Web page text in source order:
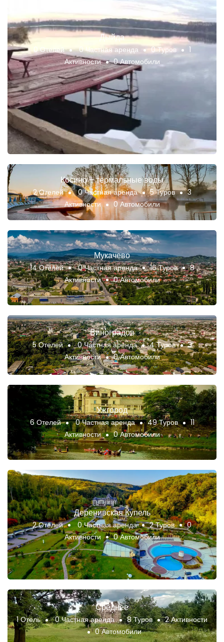
Дыйда
0 Отелей 0 Частная аренда 0 Туров
1
Активности
0 Автомобили
Косино – термальные воды
2 Отелей 0 Частная аренда 5 Туров
3
Активности
0 Автомобили
Мукачево
14 Отелей 0 Частная аренда 16 Туров
8
Активности
0 Автомобили
Виноградов
5 Отелей 0 Частная аренда 4 Туров
3
Активности
0 Автомобили
Ужгород
6 Отелей 0 Частная аренда 49 Туров
11
Активности
0 Автомобили
Деренивская Купель
2 Отелей 0 Частная аренда 2 Туров
0
Активности
0 Автомобили
Среднее
1 Отель 0 Частная аренда 8 Туров
2 Активности
0 Автомобили